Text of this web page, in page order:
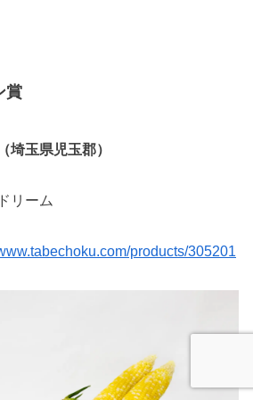
賞
埼玉県児玉郡）
リーム
products/305201